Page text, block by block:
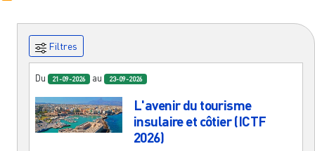
Filtres
Du 21-09-2026 au 23-09-2026
L'avenir du tourisme
insulaire et côtier (ICTF
2026)